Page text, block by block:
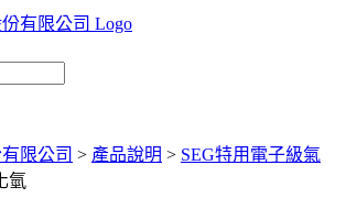
限公司 > 產品說明 > SEG特用電子級氣
氫